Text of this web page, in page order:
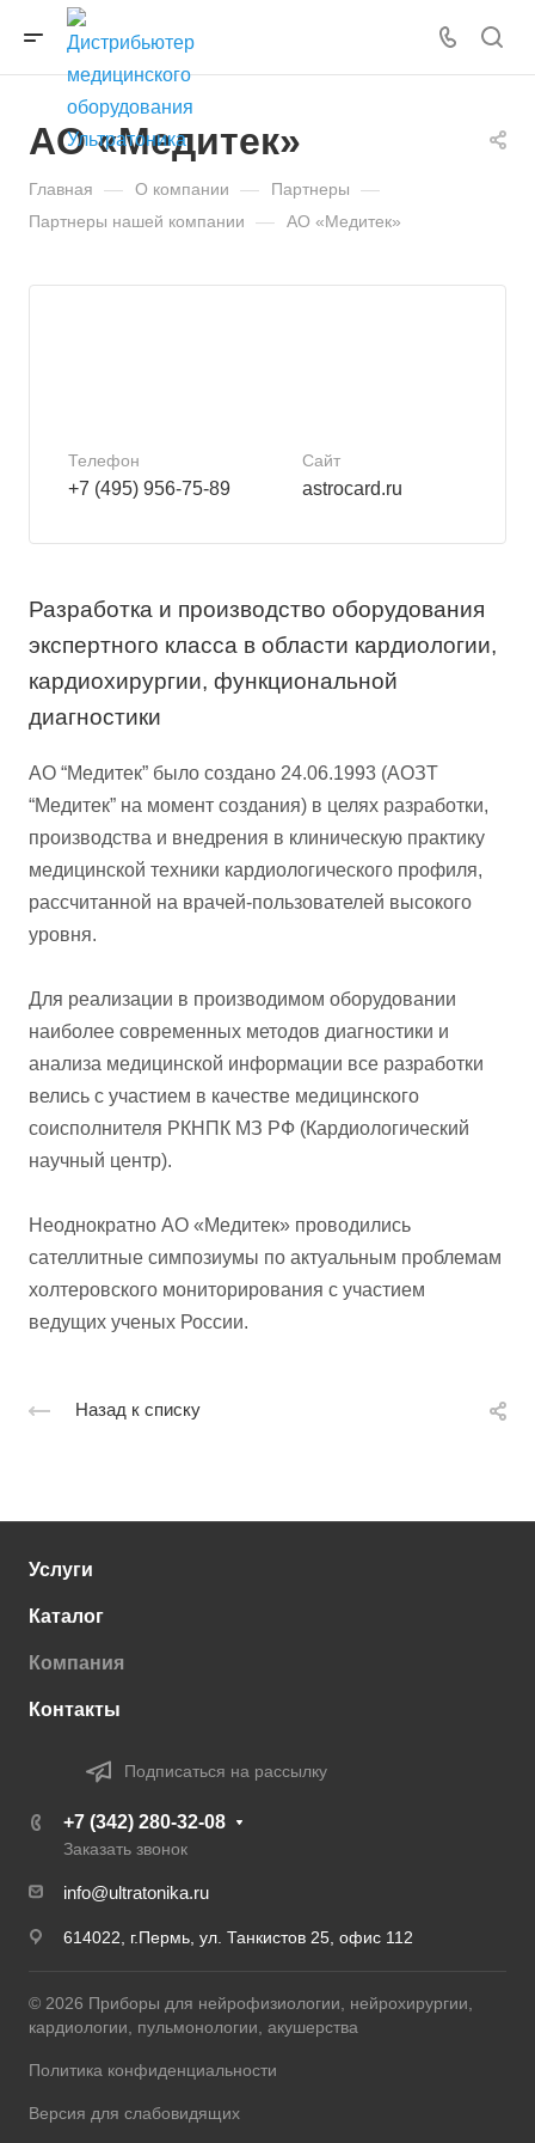
АО «Медитек»
Главная — О компании — Партнеры —
Партнеры нашей компании — АО «Медитек»
Телефон
+7 (495) 956-75-89
Сайт
astrocard.ru
Разработка и производство оборудования
экспертного класса в области кардиологии,
кардиохирургии, функциональной
диагностики
АО “Медитек” было создано 24.06.1993 (АОЗТ
“Медитек” на момент создания) в целях разработки,
производства и внедрения в клиническую практику
медицинской техники кардиологического профиля,
рассчитанной на врачей-пользователей высокого
уровня.
Для реализации в производимом оборудовании
наиболее современных методов диагностики и
анализа медицинской информации все разработки
велись с участием в качестве медицинского
соисполнителя РКНПК МЗ РФ (Кардиологический
научный центр).
Неоднократно АО «Медитек» проводились
сателлитные симпозиумы по актуальным проблемам
холтеровского мониторирования с участием
ведущих ученых России.
Назад к списку
Услуги
Каталог
Компания
Контакты
Подписаться на рассылку
+7 (342) 280-32-08
Заказать звонок
info@ultratonika.ru
614022, г.Пермь, ул. Танкистов 25, офис 112
© 2026 Приборы для нейрофизиологии, нейрохирургии,
кардиологии, пульмонологии, акушерства
Политика конфиденциальности
Версия для слабовидящих